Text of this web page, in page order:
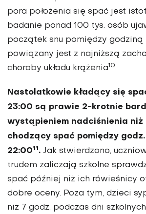
pora położenia się spać jest
badanie ponad 100 tys. osób
początek snu pomiędzy godziną
powiązany jest z najniższą
choroby układu krążenia10.
Nastolatkowie kładący się
23:00 są prawie 2-krotnie
wystąpieniem nadciśnienia niż
chodzący spać pomiędzy godz.
22:0011 . Jak stwierdzono,
trudem zaliczają szkolne
spać później niż ich rówieśnicy
dobre oceny. Poza tym, dzieci
niż 7 godz. podczas dni szkolnych